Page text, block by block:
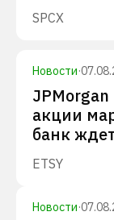
SPCX
Новости·
акции
банк
ETSY
Новости·